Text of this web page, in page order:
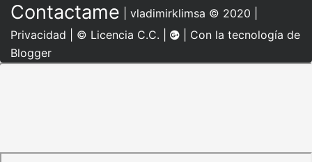
Contactame vladimirklimsa © 2020 |
Privacidad
© Licencia C.C.
| Con la tecnología de
Blogger